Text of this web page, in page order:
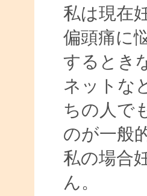
私は現在
偏頭痛に
するとき
ネットな
ちの人で
のが一般
私の場合
ん。